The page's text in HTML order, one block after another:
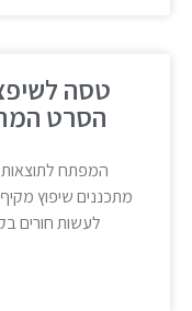
טסה
הסרט
המפתח לתוצאות
מתכננים שיפוץ
לעשות חורים